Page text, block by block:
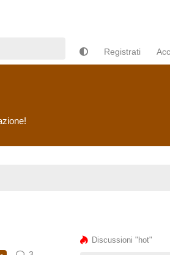
Registrati
Discussioni "hot"